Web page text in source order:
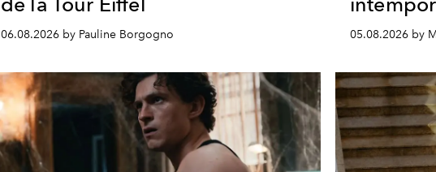
06.08.2026 by Pauline Borgogno 05.08.2026 by